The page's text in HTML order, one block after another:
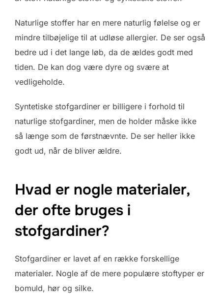
Naturlige stoffer har en mere naturlig følelse og er
mindre tilbøjelige til at udløse allergier. De ser også
bedre ud i det lange løb, da de ældes godt med
tiden. De kan dog være dyre og svære at
vedligeholde.
Syntetiske stofgardiner er billigere i forhold til
naturlige stofgardiner, men de holder måske ikke
så længe som de førstnævnte. De ser heller ikke
godt ud, når de bliver ældre.
Hvad er nogle materialer,
der ofte bruges i
stofgardiner?
Stofgardiner er lavet af en række forskellige
materialer. Nogle af de mere populære stoftyper er
bomuld, hør og silke.